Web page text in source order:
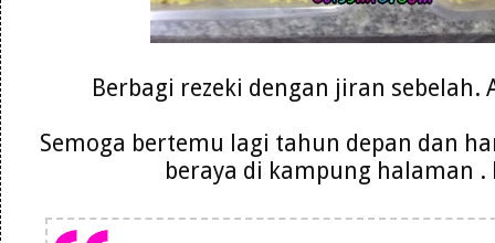
Berbagi rezeki dengan jiran
Semoga bertemu lagi tahun depan dan
beraya di kampung halaman